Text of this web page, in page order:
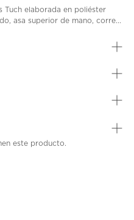
Tuch elaborada en poliéster
asa superior de mano, corre...
este producto.